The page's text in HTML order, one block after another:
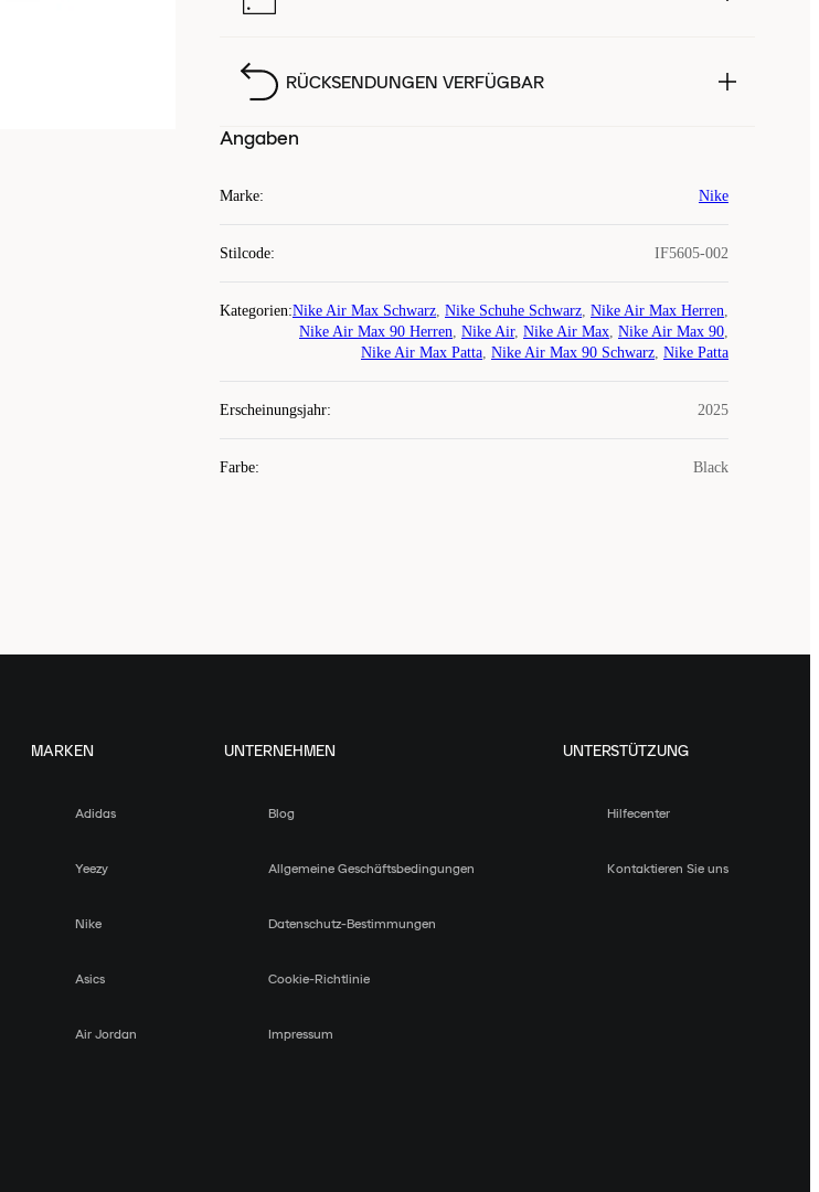
RÜCKSENDUNGEN VERFÜGBAR
Angaben
Marke: Nike
Stilcode: IF5605-002
Kategorien:Nike Air Max Schwarz, Nike Schuhe Schwarz, Nike Air Max Herren,
Nike Air Max 90 Herren, Nike Air, Nike Air Max, Nike Air Max 90,
Nike Air Max Patta, Nike Air Max 90 Schwarz, Nike Patta
Erscheinungsjahr: 2025
Farbe: Black
MARKEN
Adidas
Yeezy
Nike
Asics
Air Jordan
UNTERNEHMEN
Blog
Allgemeine Geschäftsbedingungen
Datenschutz-Bestimmungen
Cookie-Richtlinie
Impressum
UNTERSTÜTZUNG
Hilfecenter
Kontaktieren Sie uns